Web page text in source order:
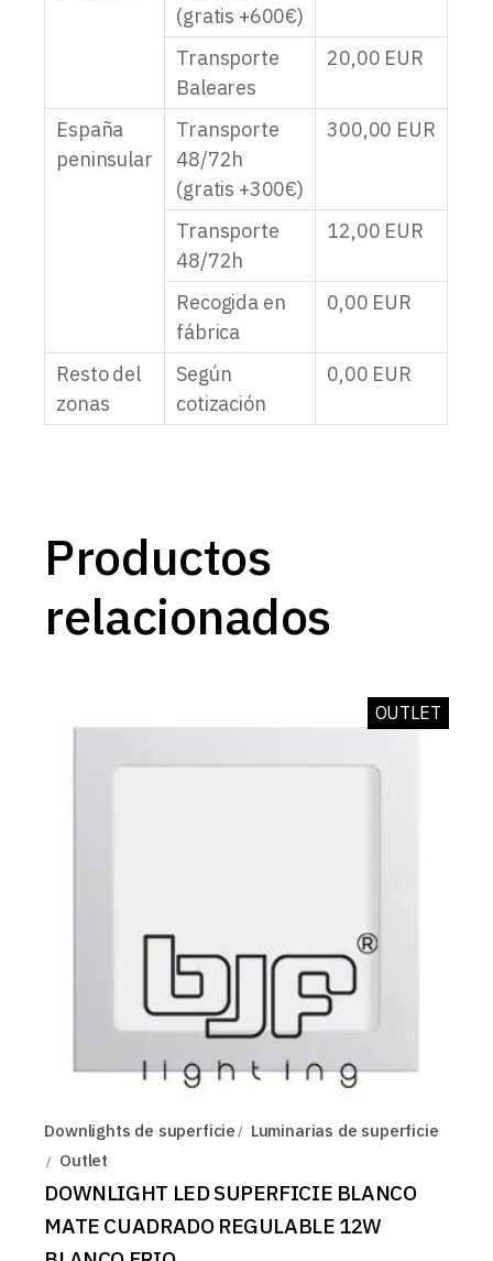
(gratis +600€)
Transporte
Baleares
20,00 EUR
España
peninsular
Transporte
48/72h
(gratis +300€)
300,00 EUR
Transporte
48/72h
12,00 EUR
Recogida en
fábrica
0,00 EUR
Resto del
zonas
Según
cotización
0,00 EUR
Productos
relacionados
OUTLET
Downlights de superficie
Luminarias de superficie
Outlet
DOWNLIGHT LED SUPERFICIE BLANCO
MATE CUADRADO REGULABLE 12W